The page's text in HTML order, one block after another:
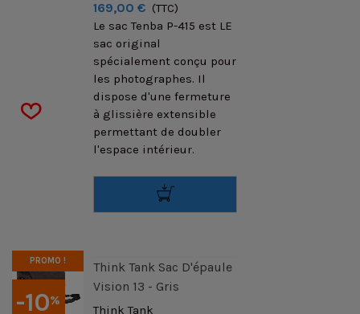
169,00 € (TTC)
Le sac Tenba P-415 est LE
sac original
spécialement conçu pour
les photographes. Il
dispose d'une fermeture
à glissière extensible
permettant de doubler
l'espace intérieur.
-10%
PROMO !
Think Tank Sac D'épaule
Vision 13 - Gris
Think Tank